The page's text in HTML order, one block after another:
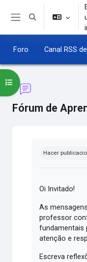
Salta al contenido principal
Selector de
Foro Canal RSS
Fórum de
Abrir índice del curso
Hacer
Oi Invitado!
As
professor
fundamentais
atenção e
Escreva